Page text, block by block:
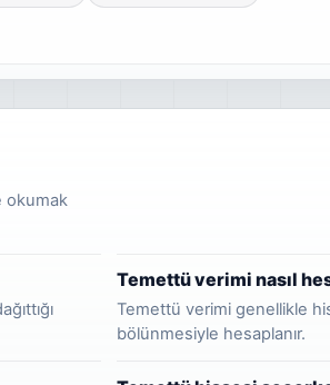
okumak
Temettü verimi nasıl
Temettü verimi genellikle
bölünmesiyle hesaplanır.